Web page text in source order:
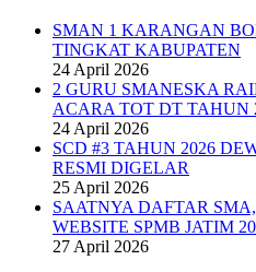
SMAN 1 KARANGAN
TINGKAT KABUPATEN
24 April 2026
2 GURU SMANESKA
ACARA TOT DT TAHUN
24 April 2026
SCD #3 TAHUN 2026
RESMI DIGELAR
25 April 2026
SAATNYA DAFTAR
WEBSITE SPMB JATIM
27 April 2026